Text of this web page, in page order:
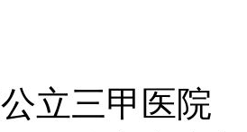
立三甲医院